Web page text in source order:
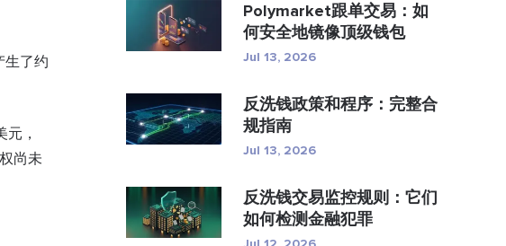
生了约
，
尚未
Polymarket跟单交易：如
何安全地镜像顶级钱包
Jul 13, 2026
反洗钱政策和程序：完整合
规指南
Jul 13, 2026
反洗钱交易监控规则：它们
如何检测金融犯罪